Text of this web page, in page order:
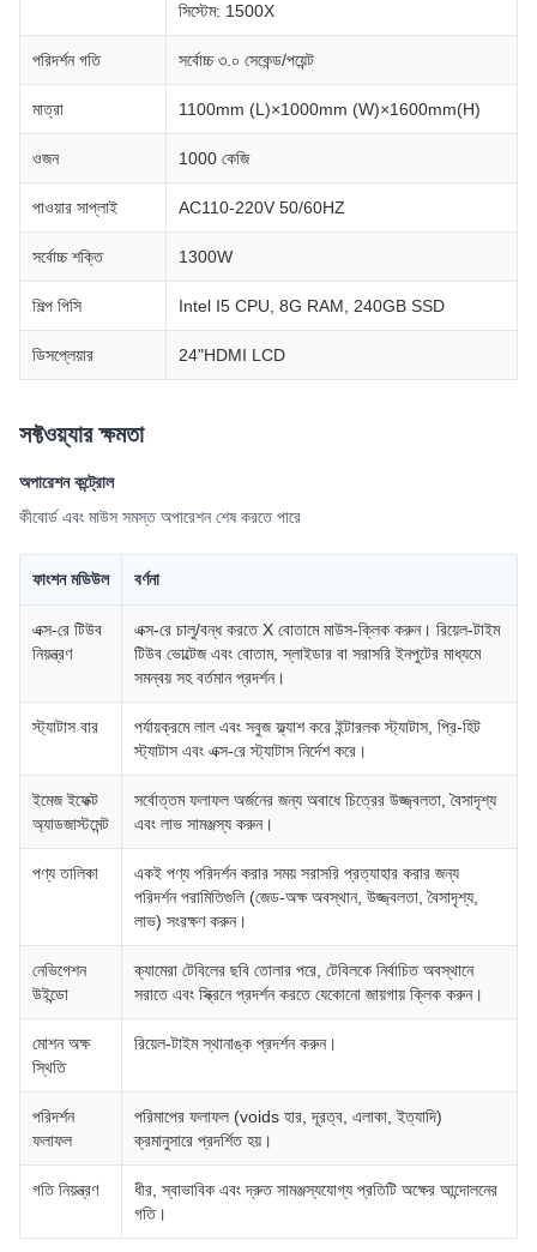
সিস্টেম: 1500X
পরিদর্শন গতি সর্বোচ্চ ৩.০ সেকেন্ড/পয়েন্ট
মাত্রা 1100mm (L)×1000mm (W)×1600mm(H)
ওজন 1000 কেজি
পাওয়ার সাপ্লাই AC110-220V 50/60HZ
সর্বোচ্চ শক্তি 1300W
শিল্প পিসি Intel I5 CPU, 8G RAM, 240GB SSD
ডিসপ্লেয়ার 24"HDMI LCD
সফ্টওয়্যার ক্ষমতা
অপারেশন কন্ট্রোল
কীবোর্ড এবং মাউস সমস্ত অপারেশন শেষ করতে পারে
ফাংশন মডিউল বর্ণনা
এক্স-রে টিউব
নিয়ন্ত্রণ
এক্স-রে চালু/বন্ধ করতে X বোতামে মাউস-ক্লিক করুন। রিয়েল-টাইম
টিউব ভোল্টেজ এবং বোতাম, স্লাইডার বা সরাসরি ইনপুটের মাধ্যমে
সমন্বয় সহ বর্তমান প্রদর্শন।
স্ট্যাটাস বার
পর্যায়ক্রমে লাল এবং সবুজ ফ্ল্যাশ করে ইন্টারলক স্ট্যাটাস, প্রি-হিট
স্ট্যাটাস এবং এক্স-রে স্ট্যাটাস নির্দেশ করে।
ইমেজ ইফেক্ট
অ্যাডজাস্টমেন্ট
সর্বোত্তম ফলাফল অর্জনের জন্য অবাধে চিত্রের উজ্জ্বলতা, বৈসাদৃশ্য
এবং লাভ সামঞ্জস্য করুন।
পণ্য তালিকা
একই পণ্য পরিদর্শন করার সময় সরাসরি প্রত্যাহার করার জন্য
পরিদর্শন পরামিতিগুলি (জেড-অক্ষ অবস্থান, উজ্জ্বলতা, বৈসাদৃশ্য,
লাভ) সংরক্ষণ করুন।
নেভিগেশন
উইন্ডো
ক্যামেরা টেবিলের ছবি তোলার পরে, টেবিলকে নির্বাচিত অবস্থানে
সরাতে এবং স্ক্রিনে প্রদর্শন করতে যেকোনো জায়গায় ক্লিক করুন।
মোশন অক্ষ
স্থিতি
রিয়েল-টাইম স্থানাঙ্ক প্রদর্শন করুন।
পরিদর্শন
ফলাফল
পরিমাপের ফলাফল (voids হার, দূরত্ব, এলাকা, ইত্যাদি)
ক্রমানুসারে প্রদর্শিত হয়।
গতি নিয়ন্ত্রণ
ধীর, স্বাভাবিক এবং দ্রুত সামঞ্জস্যযোগ্য প্রতিটি অক্ষের আন্দোলনের
গতি।